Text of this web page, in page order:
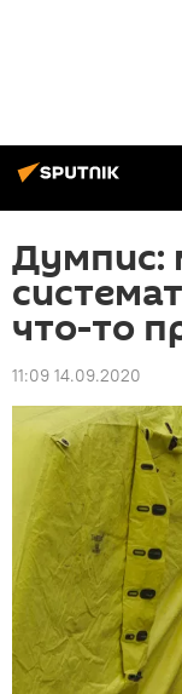
Думпис:
что-то
11:09 14.09.2020